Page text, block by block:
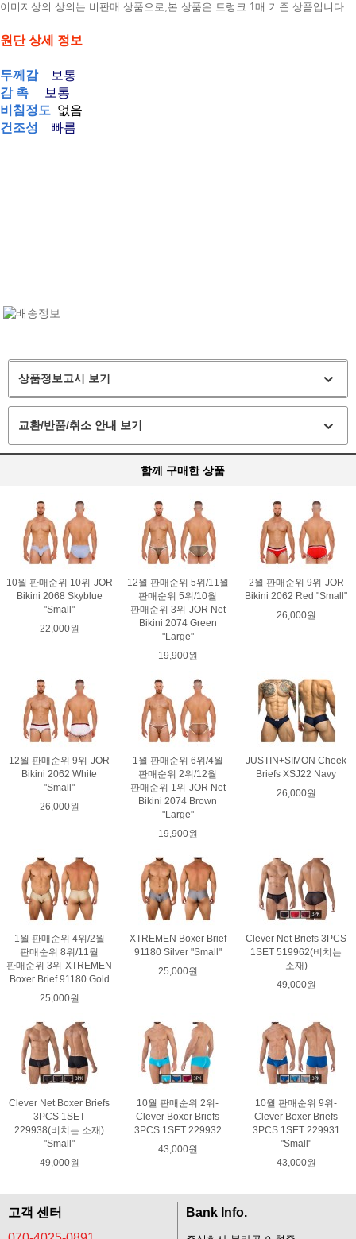
이미지상의 상의는 비판매 상품으로,본 상품은 트렁크 1매 기준 상품입니다.
원단 상세 정보
두께감
보통
감 촉
보통
비침정도 없음
건조성
빠름
상품정보고시 보기
교환/반품/취소 안내 보기
함께 구매한 상품
10월 판매순위 10위-JOR
Bikini 2068 Skyblue
"Small"
22,000원
12월 판매순위 5위/11월
판매순위 5위/10월
판매순위 3위-JOR Net
Bikini 2074 Green
"Large"
19,900원
2월 판매순위 9위-JOR
Bikini 2062 Red "Small"
26,000원
12월 판매순위 9위-JOR
Bikini 2062 White
"Small"
26,000원
1월 판매순위 6위/4월
판매순위 2위/12월
판매순위 1위-JOR Net
Bikini 2074 Brown
"Large"
19,900원
JUSTIN+SIMON Cheek
Briefs XSJ22 Navy
26,000원
1월 판매순위 4위/2월
판매순위 8위/11월
판매순위 3위-XTREMEN
Boxer Brief 91180 Gold
25,000원
XTREMEN Boxer Brief
91180 Silver "Small"
25,000원
Clever Net Briefs 3PCS
1SET 519962(비치는
소재)
49,000원
Clever Net Boxer Briefs
3PCS 1SET
229938(비치는 소재)
"Small"
49,000원
10월 판매순위 2위-
Clever Boxer Briefs
3PCS 1SET 229932
43,000원
10월 판매순위 9위-
Clever Boxer Briefs
3PCS 1SET 229931
"Small"
43,000원
고객 센터
Bank Info.